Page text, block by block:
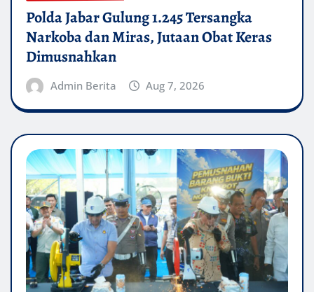
Polda Jabar Gulung 1.245 Tersangka
Narkoba dan Miras, Jutaan Obat Keras
Dimusnahkan
Admin Berita Aug 7, 2026